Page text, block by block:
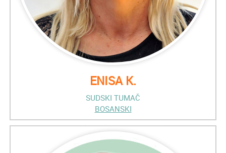
ENISA K.
SUDSKI TUMAČ
BOSANSKI